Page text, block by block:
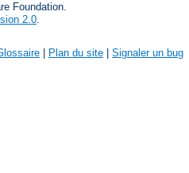
Foundation.
2.0.
Plan du site Signaler un bug